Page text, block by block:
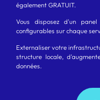
également GRATUIT.
Vous disposez d'un
configurables sur chaque
Externaliser votre
structure locale,
données.